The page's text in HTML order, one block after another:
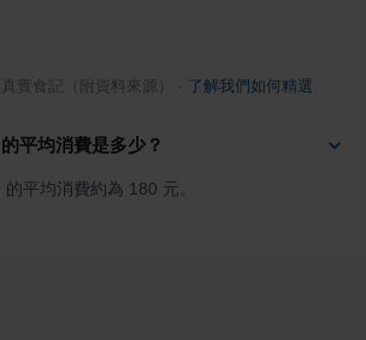
實食記（附資料來源） 了解我們如何精選
平均消費是多少？
平均消費約為 180 元。